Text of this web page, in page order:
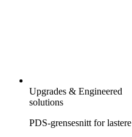
Upgrades & Engineered
solutions
PDS-grensesnitt for lastere